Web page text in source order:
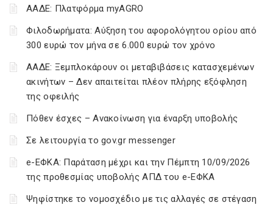
ΑΑΔΕ: Πλατφόρμα myAGRO
Φιλοδωρήματα: Αύξηση του αφορολόγητου ορίου από
300 ευρώ τον μήνα σε 6.000 ευρώ τον χρόνο
ΑΑΔΕ: Ξεμπλοκάρουν οι μεταβιβάσεις κατασχεμένων
ακινήτων – Δεν απαιτείται πλέον πλήρης εξόφληση
της οφειλής
Πόθεν έσχες – Ανακοίνωση για έναρξη υποβολής
Σε λειτουργία το gov.gr messenger
e-ΕΦΚΑ: Παράταση μέχρι και την Πέμπτη 10/09/2026
της προθεσμίας υποβολής ΑΠΔ του e-ΕΦΚΑ
Ψηφίστηκε το νομοσχέδιο με τις αλλαγές σε στέγαση